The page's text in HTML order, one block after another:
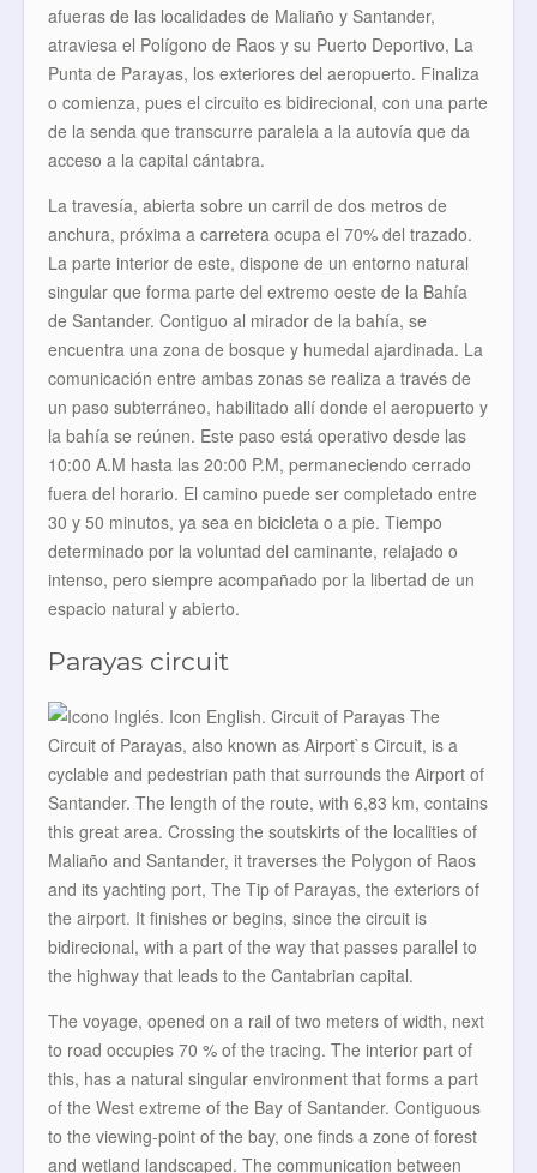
afueras de las localidades de Maliaño y Santander,
atraviesa el Polígono de Raos y su Puerto Deportivo, La
Punta de Parayas, los exteriores del aeropuerto. Finaliza
o comienza, pues el circuito es bidirecional, con una parte
de la senda que transcurre paralela a la autovía que da
acceso a la capital cántabra.
La travesía, abierta sobre un carril de dos metros de
anchura, próxima a carretera ocupa el 70% del trazado.
La parte interior de este, dispone de un entorno natural
singular que forma parte del extremo oeste de la Bahía
de Santander. Contiguo al mirador de la bahía, se
encuentra una zona de bosque y humedal ajardinada. La
comunicación entre ambas zonas se realiza a través de
un paso subterráneo, habilitado allí donde el aeropuerto y
la bahía se reúnen. Este paso está operativo desde las
10:00 A.M hasta las 20:00 P.M, permaneciendo cerrado
fuera del horario. El camino puede ser completado entre
30 y 50 minutos, ya sea en bicicleta o a pie. Tiempo
determinado por la voluntad del caminante, relajado o
intenso, pero siempre acompañado por la libertad de un
espacio natural y abierto.
Parayas circuit
The
Circuit of Parayas, also known as Airport`s Circuit, is a
cyclable and pedestrian path that surrounds the Airport of
Santander. The length of the route, with 6,83 km, contains
this great area. Crossing the soutskirts of the localities of
Maliaño and Santander, it traverses the Polygon of Raos
and its yachting port, The Tip of Parayas, the exteriors of
the airport. It finishes or begins, since the circuit is
bidirecional, with a part of the way that passes parallel to
the highway that leads to the Cantabrian capital.
The voyage, opened on a rail of two meters of width, next
to road occupies 70 % of the tracing. The interior part of
this, has a natural singular environment that forms a part
of the West extreme of the Bay of Santander. Contiguous
to the viewing-point of the bay, one finds a zone of forest
and wetland landscaped. The communication between